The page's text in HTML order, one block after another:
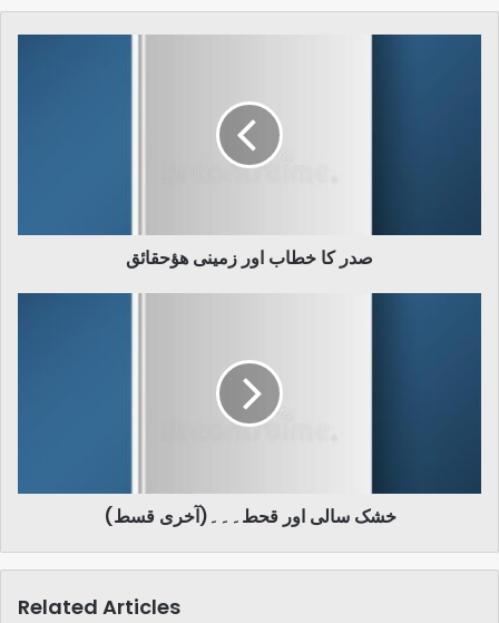
صدر کا خطاب اور زمینی ھؤحقائق
خشک سالی اور قحط۔۔۔(آخری قسط)
Related Articles